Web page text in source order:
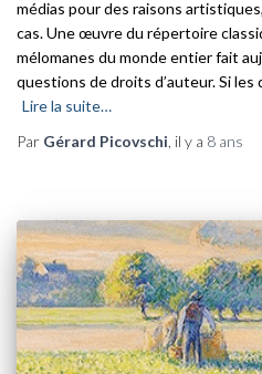
médias pour des raisons
cas. Une œuvre du répertoire
mélomanes du monde entier fait
questions de droits d’auteur. Si
Lire la suite…
Par Gérard Picovschi , il y a 8 ans